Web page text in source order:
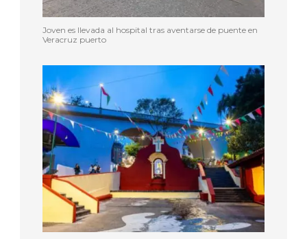
Joven es llevada al hospital tras aventarse de puente en
Veracruz puerto